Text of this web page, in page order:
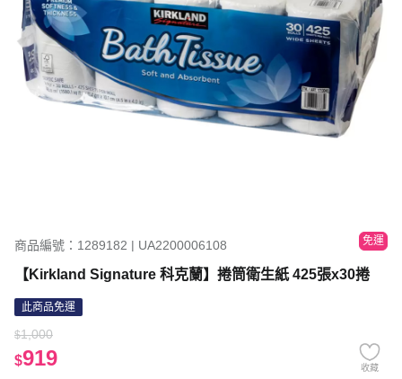
商品編號：1289182 | UA2200006108 免運
【Kirkland Signature 科克蘭】捲筒衛生紙 425張x30捲
此商品免運
$1,000
$919 收藏